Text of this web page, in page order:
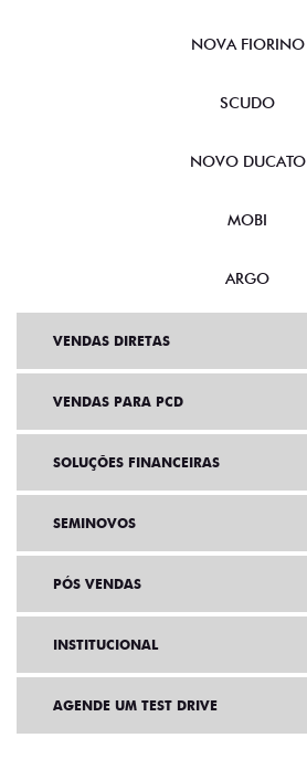
NOVA FIORINO
SCUDO
NOVO DUCATO
MOBI
ARGO
VENDAS DIRETAS
VENDAS PARA PCD
SOLUÇÕES FINANCEIRAS
SEMINOVOS
PÓS VENDAS
INSTITUCIONAL
AGENDE UM TEST DRIVE